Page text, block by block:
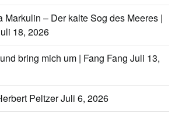
Markulin – Der kalte Sog des Meeres |
18, 2026
bring mich um | Fang Fang Juli 13,
PeltzerJuli 6, 2026